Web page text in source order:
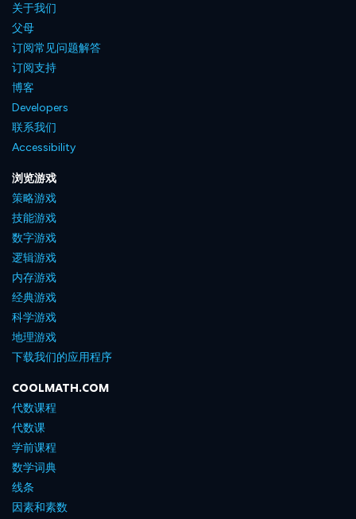
关于我们
父母
订阅常见问题解答
订阅支持
博客
Developers
联系我们
Accessibility
浏览游戏
策略游戏
技能游戏
数字游戏
逻辑游戏
内存游戏
经典游戏
科学游戏
地理游戏
下载我们的应用程序
COOLMATH.COM
代数课程
代数课
学前课程
数学词典
线条
因素和素数